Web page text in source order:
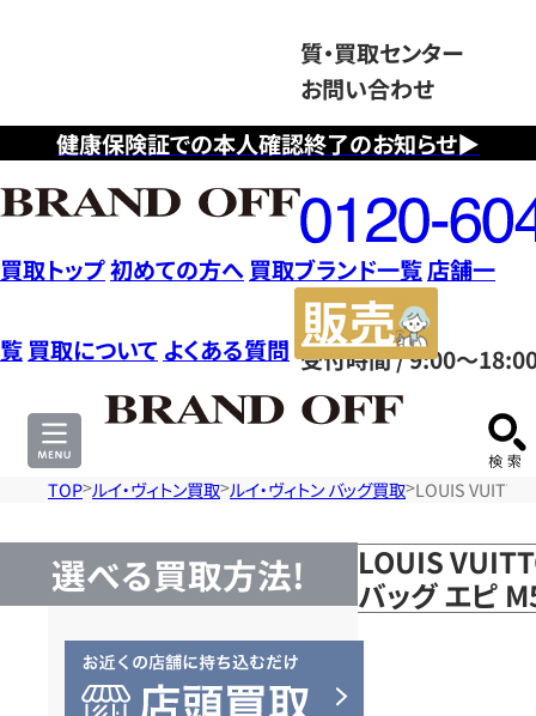
健康保険証での本人確認終了のお知らせ▶
質・買取センター
お問い合わせ
フ
リ
ー
ダ
イ
ヤ
ル
0120604117
受付時間 / 9:00～
買取トップ初めての方へ 買取ブランド一覧店舗一
覧 買取について よくある質問
サ
TOP ルイ・ヴィトン買取 ルイ・ヴィトン バッグ買取 LOUIS
選べる買取方法!
LOUIS
バッグ エピ